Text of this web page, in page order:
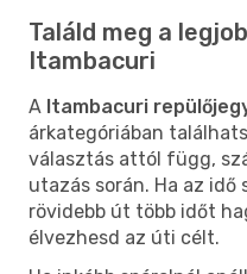
Találd meg a
Itambacuri
A Itambacuri
árkategóriában
választás attól függ,
utazás során. Ha az
rövidebb út több időt
élvezhesd az úti célt.